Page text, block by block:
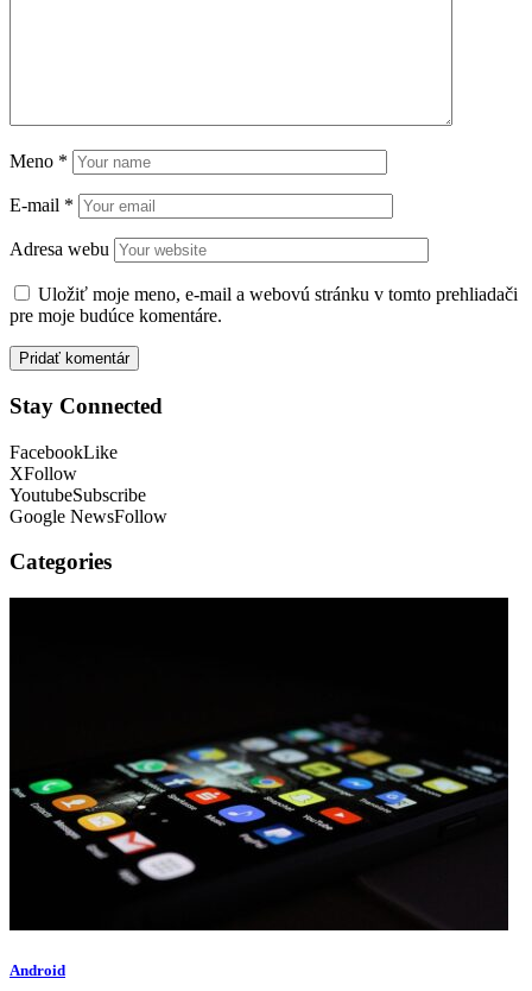
Meno *
E-mail *
Adresa webu
Uložiť moje meno, e-mail a webovú stránku v tomto prehliadači
pre moje budúce komentáre.
Stay Connected
FacebookLike
XFollow
YoutubeSubscribe
Google NewsFollow
Categories
Android